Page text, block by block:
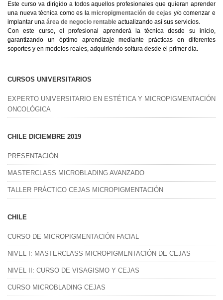
Este curso va dirigido a todos aquellos profesionales que quieran aprender
una nueva técnica como es lamicropigmentación de cejas y/o comenzar e
implantar una área de negocio rentable actualizando así sus servicios.
Con este curso, el profesional aprenderá la técnica desde su inicio,
garantizando un óptimo aprendizaje mediante prácticas en diferentes
soportes y en modelos reales, adquiriendo soltura desde el primer día.
CURSOS UNIVERSITARIOS
EXPERTO UNIVERSITARIO EN ESTÉTICA Y MICROPIGMENTACIÓN
ONCOLÓGICA
CHILE DICIEMBRE 2019
PRESENTACIÓN
MASTERCLASS MICROBLADING AVANZADO
TALLER PRÁCTICO CEJAS MICROPIGMENTACIÓN
CHILE
CURSO DE MICROPIGMENTACIÓN FACIAL
NIVEL I: MASTERCLASS MICROPIGMENTACIÓN DE CEJAS
NIVEL II: CURSO DE VISAGISMO Y CEJAS
CURSO MICROBLADING CEJAS